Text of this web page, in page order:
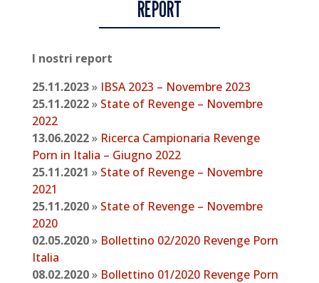
REPORT
I nostri report
25.11.2023» IBSA 2023 – Novembre 2023
25.11.2022» State of Revenge – Novembre
2022
13.06.2022» Ricerca Campionaria Revenge
Porn in Italia – Giugno 2022
25.11.2021 » State of Revenge – Novembre
2021
25.11.2020» State of Revenge – Novembre
2020
02.05.2020» Bollettino 02/2020 Revenge Porn
Italia
08.02.2020» Bollettino 01/2020 Revenge Porn